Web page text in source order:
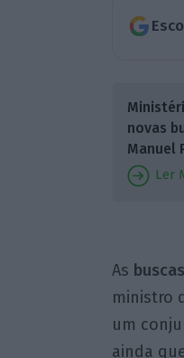
novas
Manuel
Ler
As
ministro
um
ainda